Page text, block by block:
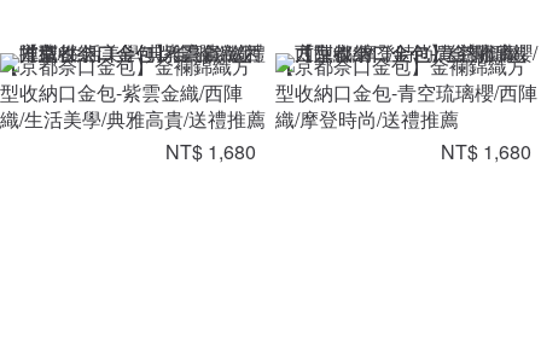
【京都奈口金包】金襴錦織方
型收納口金包-紫雲金織/西陣
織/生活美學/典雅高貴/送禮推薦
NT$ 1,680
【京都奈口金包】金襴錦織方
型收納口金包-青空琉璃櫻/西陣
織/摩登時尚/送禮推薦
NT$ 1,680